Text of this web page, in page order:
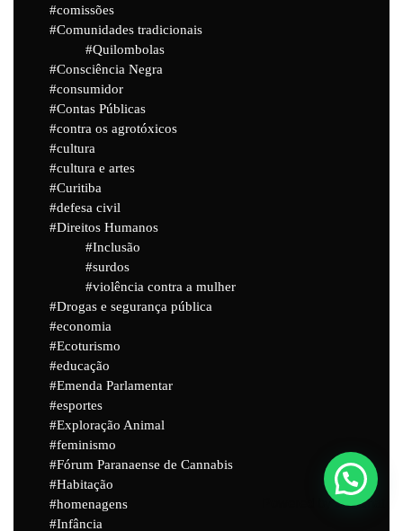
comissões
Comunidades tradicionais
Quilombolas
Consciência Negra
consumidor
Contas Públicas
contra os agrotóxicos
cultura
cultura e artes
Curitiba
defesa civil
Direitos Humanos
Inclusão
surdos
violência contra a mulher
Drogas e segurança pública
economia
Ecoturismo
educação
Emenda Parlamentar
esportes
Exploração Animal
feminismo
Fórum Paranaense de Cannabis
Habitação
homenagens
Infância
Powered byJoinchat